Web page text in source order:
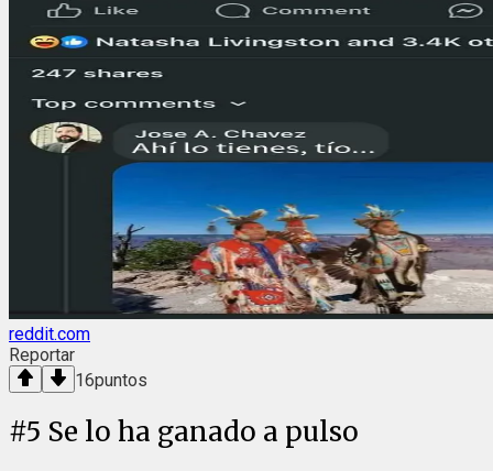
reddit.com
Reportar
16puntos
#5 Se lo ha ganado a pulso